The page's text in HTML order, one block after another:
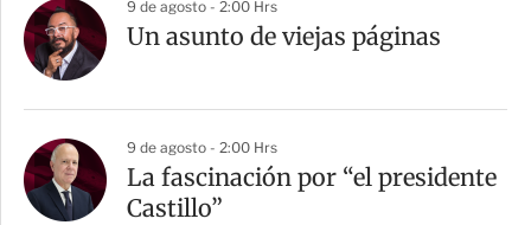
9 de agosto - 2:00 Hrs
Un asunto de viejas páginas
9 de agosto - 2:00 Hrs
La fascinación por “el presidente
Castillo”